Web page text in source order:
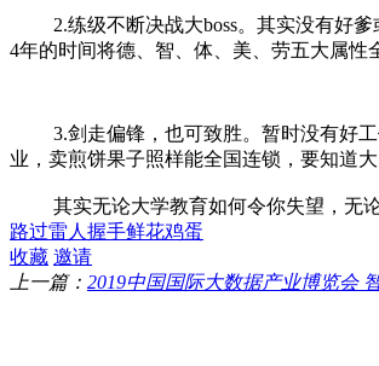
2.练级不断决战大boss。其实没有好爹
4年的时间将德、智、体、美、劳五大属性
3.剑走偏锋，也可致胜。暂时没有好工
业，卖煎饼果子照样能全国连锁，要知道
其实无论大学教育如何令你失望，无论
路过雷人 握手鲜花鸡蛋
收藏 邀请
上一篇： 2019中国国际大数据产业博览会